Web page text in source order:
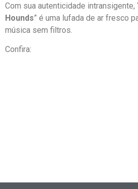
Com sua autenticidade intransigente,
Hounds” é uma lufada de ar fresco
música sem filtros.
Confira: